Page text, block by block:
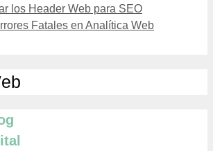
los Header Web para SEO
Fatales en Analítica Web